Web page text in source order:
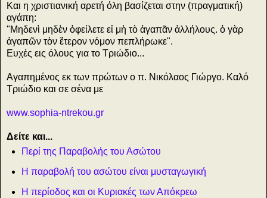
Και η χριστιανική αρετή όλη βασίζεται στην (πραγματική)
αγάπη:
"Μηδενὶ μηδὲν ὀφείλετε εἰ μὴ τὸ ἀγαπᾶν ἀλλήλους. ὁ γὰρ
ἀγαπῶν τὸν ἕτερον νόμον πεπλήρωκε".
Ευχές εις όλους για το Τριώδιο...
Αγαπημένος εκ των πρώτων ο π. Νικόλαος Γιώργο. Καλό
Τριώδιο και σε σένα με
www.sophia-ntrekou.gr
Δείτε και...
Περί της Παραβολής του Ασώτου
Η παραβολή του ασώτου είναι μυσταγωγική
Η περίοδος και οι Κυριακές των Απόκρεω